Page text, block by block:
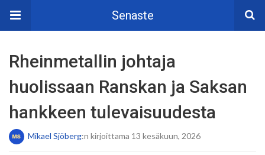
Senaste
Rheinmetallin johtaja
huolissaan Ranskan ja Saksan
hankkeen tulevaisuudesta
Mikael Sjöberg:n kirjoittama 13 kesäkuun, 2026